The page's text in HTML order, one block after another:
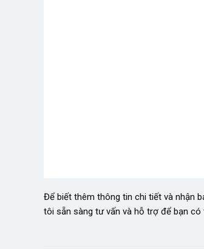
Để biết thêm thông tin chi tiết và nhận
tôi sẵn sàng tư vấn và hỗ trợ để bạn